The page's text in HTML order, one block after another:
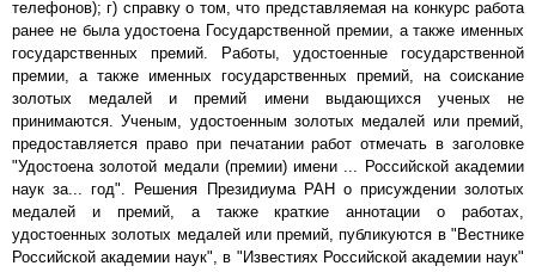
телефонов); г) справку о том, что представляемая на конкурс работа
ранее не была удостоена Государственной премии, а также именных
государственных премий. Работы, удостоенные государственной
премии, а также именных государственных премий, на соискание
золотых медалей и премий имени выдающихся ученых не
принимаются. Ученым, удостоенным золотых медалей или премий,
предоставляется право при печатании работ отмечать в заголовке
"Удостоена золотой медали (премии) имени ... Российской академии
наук за... год". Решения Президиума РАН о присуждении золотых
медалей и премий, а также краткие аннотации о работах,
удостоенных золотых медалей или премий, публикуются в "Вестнике
Российской академии наук", в "Известиях Российской академии наук"